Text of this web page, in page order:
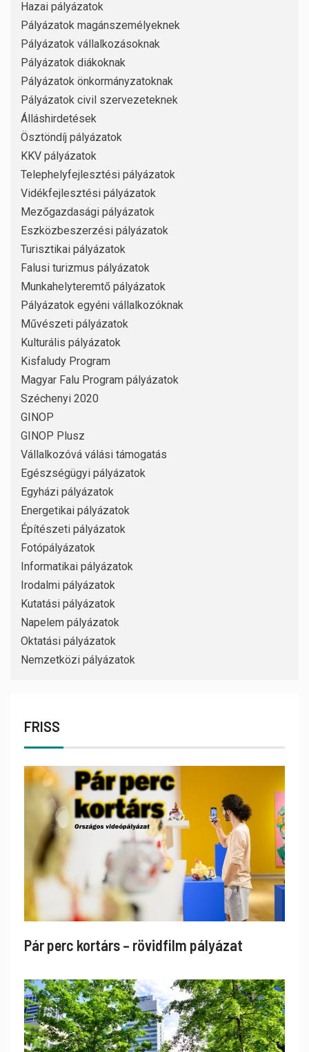
Hazai pályázatok
Pályázatok magánszemélyeknek
Pályázatok vállalkozásoknak
Pályázatok diákoknak
Pályázatok önkormányzatoknak
Pályázatok civil szervezeteknek
Álláshirdetések
Ösztöndíj pályázatok
KKV pályázatok
Telephelyfejlesztési pályázatok
Vidékfejlesztési pályázatok
Mezőgazdasági pályázatok
Eszközbeszerzési pályázatok
Turisztikai pályázatok
Falusi turizmus pályázatok
Munkahelyteremtő pályázatok
Pályázatok egyéni vállalkozóknak
Művészeti pályázatok
Kulturális pályázatok
Kisfaludy Program
Magyar Falu Program pályázatok
Széchenyi 2020
GINOP
GINOP Plusz
Vállalkozóvá válási támogatás
Egészségügyi pályázatok
Egyházi pályázatok
Energetikai pályázatok
Építészeti pályázatok
Fotópályázatok
Informatikai pályázatok
Irodalmi pályázatok
Kutatási pályázatok
Napelem pályázatok
Oktatási pályázatok
Nemzetközi pályázatok
FRISS
Pár perc kortárs – rövidfilm pályázat